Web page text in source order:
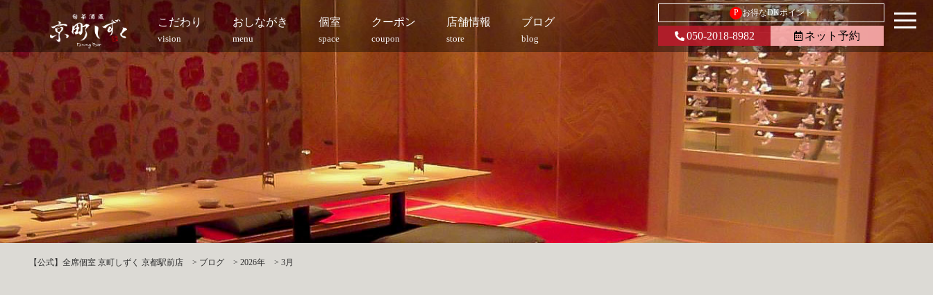
こだわり
vision
おしながき
menu
個室
space
クーポン
coupon
店舗情報
store
ブログ
blog
P お得なDKポイント
050-2018-8982 ネット予約
【公式】全席個室 京町しずく 京都駅前店 > ブログ > 2026年 > 3月